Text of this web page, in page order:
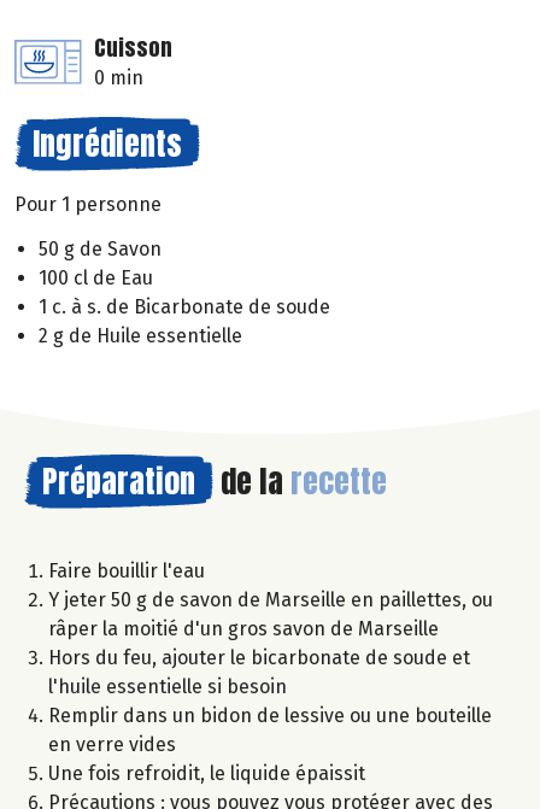
Cuisson
0 min
Ingrédients
Pour 1 personne
50 g de Savon
100 cl de Eau
1 c. à s. de Bicarbonate de soude
2 g de Huile essentielle
Préparation de la recette
Faire bouillir l'eau
Y jeter 50 g de savon de Marseille en paillettes, ou
râper la moitié d'un gros savon de Marseille
Hors du feu, ajouter le bicarbonate de soude et
l'huile essentielle si besoin
Remplir dans un bidon de lessive ou une bouteille
en verre vides
Une fois refroidit, le liquide épaissit
Précautions : vous pouvez vous protéger avec des